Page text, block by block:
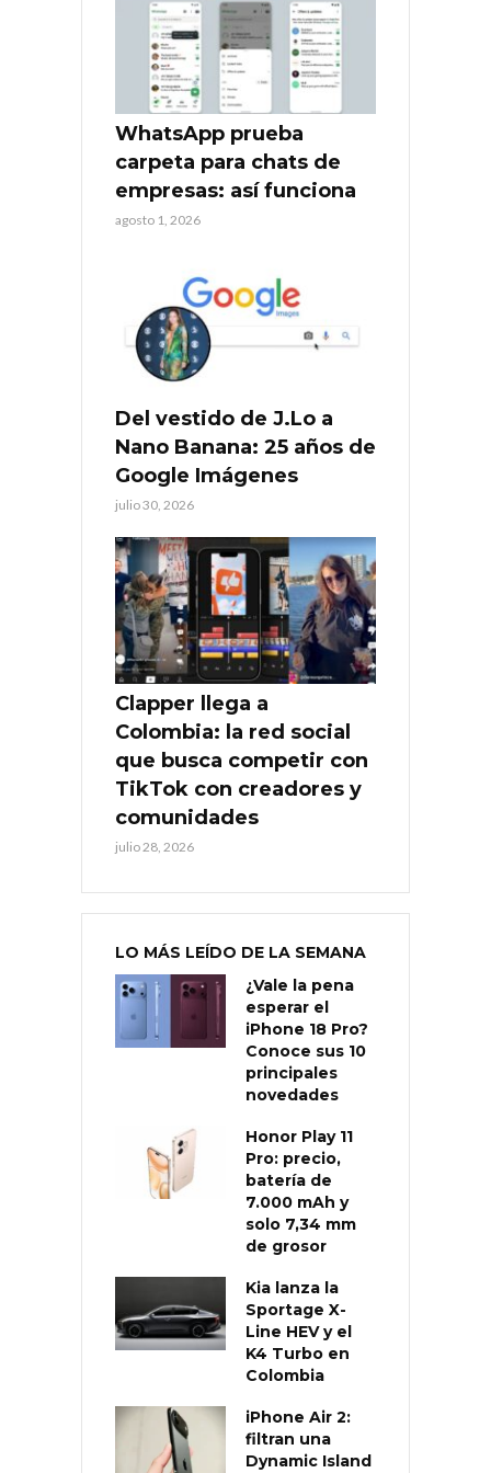
WhatsApp prueba
carpeta para chats de
empresas: así funciona
agosto 1, 2026
Del vestido de J.Lo a
Nano Banana: 25 años de
Google Imágenes
julio 30, 2026
Clapper llega a
Colombia: la red social
que busca competir con
TikTok con creadores y
comunidades
julio 28, 2026
LO MÁS LEÍDO DE LA SEMANA
¿Vale la pena
esperar el
iPhone 18 Pro?
Conoce sus 10
principales
novedades
Honor Play 11
Pro: precio,
batería de
7.000 mAh y
solo 7,34 mm
de grosor
Kia lanza la
Sportage X-
Line HEV y el
K4 Turbo en
Colombia
iPhone Air 2:
filtran una
Dynamic Island